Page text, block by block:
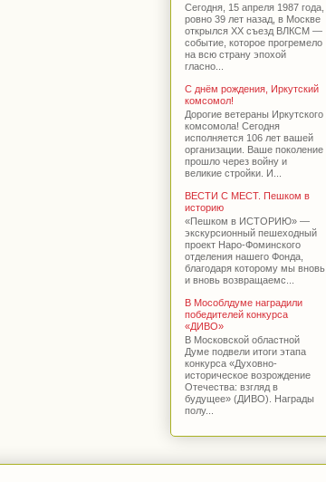
Сегодня, 15 апреля 1987 года,
ровно 39 лет назад, в Москве
открылся XX съезд ВЛКСМ —
событие, которое прогремело
на всю страну эпохой
гласно...
С днём рождения, Иркутский
комсомол!
Дорогие ветераны Иркутского
комсомола! Сегодня
исполняется 106 лет вашей
организации. Ваше поколение
прошло через войну и
великие стройки. И...
ВЕСТИ С МЕСТ. Пешком в
историю
«Пешком в ИСТОРИЮ» —
экскурсионный пешеходный
проект Наро-Фоминского
отделения нашего Фонда,
благодаря которому мы вновь
и вновь возвращаемс...
В Мособлдуме наградили
победителей конкурса
«ДИВО»
В Московской областной
Думе подвели итоги этапа
конкурса «Духовно-
историческое возрождение
Отечества: взгляд в
будущее» (ДИВО). Награды
полу...